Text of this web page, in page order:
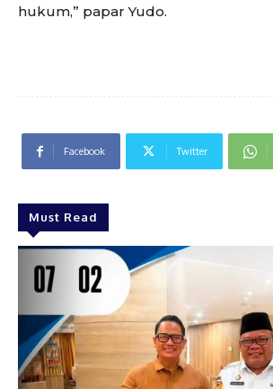
hukum,” papar Yudo.
Facebook Twitter
Must Read